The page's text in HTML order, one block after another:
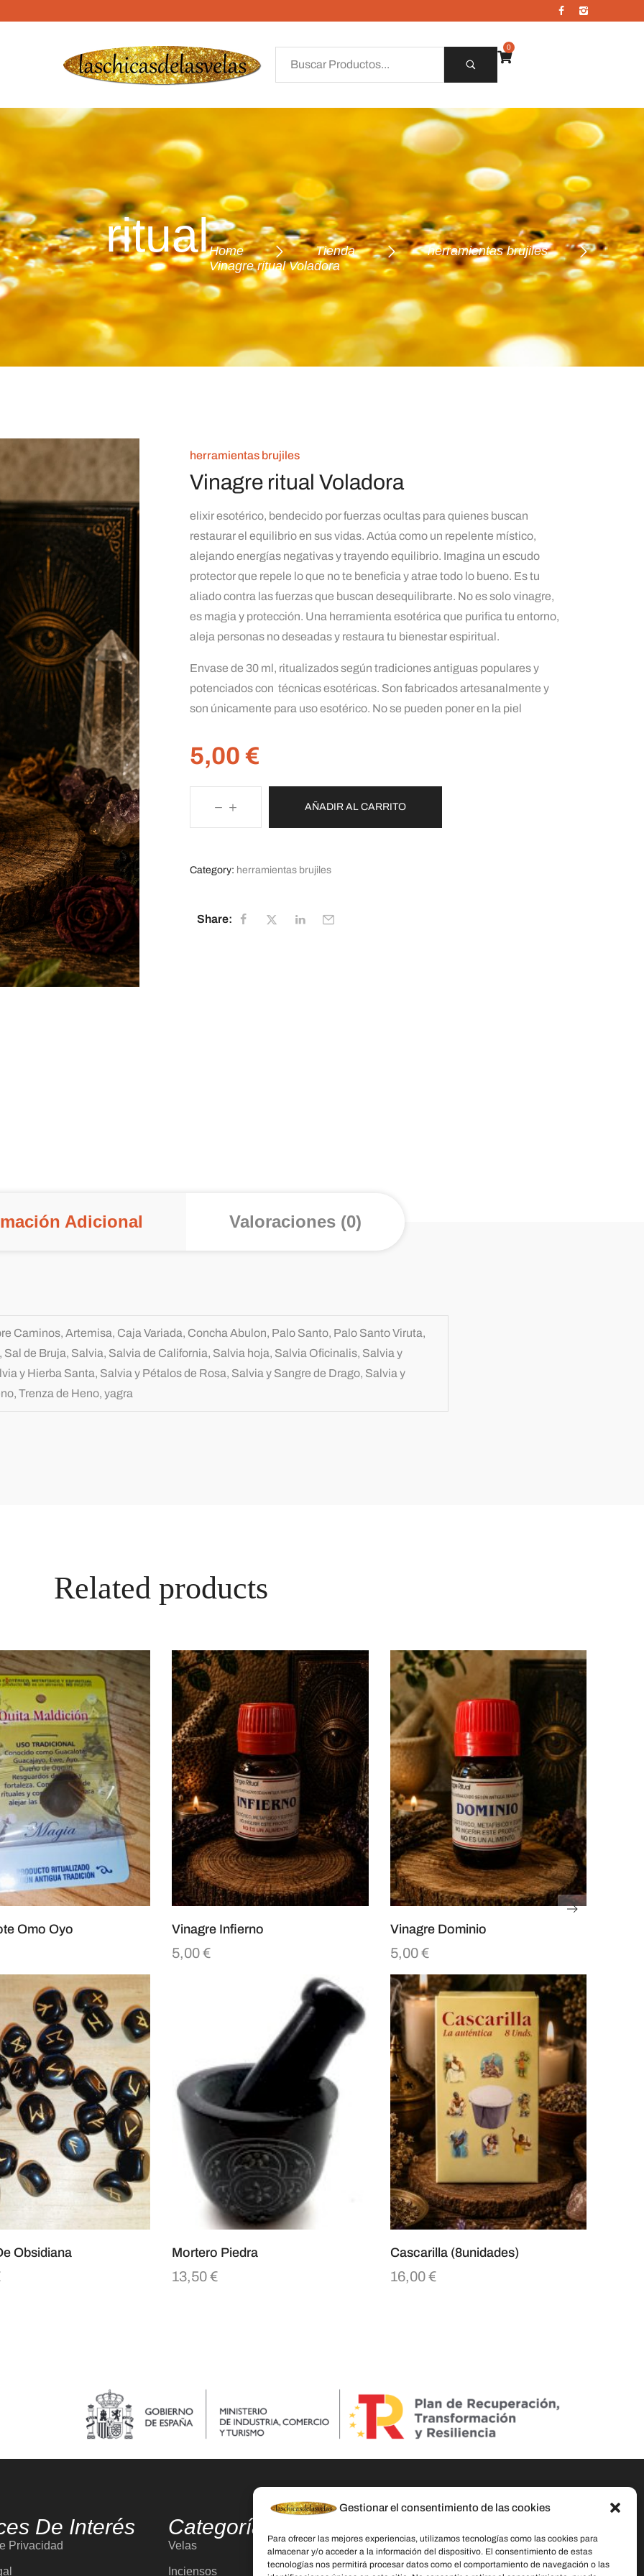
Gestionar el consentimiento de las cookies
Para ofrecer las mejores experiencias, utilizamos tecnologías como las cookies para
almacenar y/o acceder a la información del dispositivo. El consentimiento de estas
tecnologías nos permitirá procesar datos como el comportamiento de navegación o las
0
ritualHome Tienda
herramientas brujiles
Vinagre ritual Voladora
herramientas brujiles
Vinagre ritual Voladora
elixir esotérico, bendecido por fuerzas ocultas para quienes buscan
restaurar el equilibrio en sus vidas. Actúa como un repelente místico,
alejando energías negativas y trayendo equilibrio. Imagina un escudo
protector que repele lo que no te beneficia y atrae todo lo bueno. Es tu
aliado contra las fuerzas que buscan desequilibrarte. No es solo vinagre,
es magia y protección. Una herramienta esotérica que purifica tu entorno,
aleja personas no deseadas y restaura tu bienestar espiritual.
Envase de 30 ml, ritualizados según tradiciones antiguas populares y
potenciados con técnicas esotéricas. Son fabricados artesanalmente y
son únicamente para uso esotérico. No se pueden poner en la piel
5,00 €
AÑADIR AL CARRITO
Category: herramientas brujiles
Share:
Adicional Valoraciones (0)
Caminos, Artemisa, Caja Variada, Concha Abulon, Palo Santo, Palo Santo Viruta,
Sal de Bruja, Salvia, Salvia de California, Salvia hoja, Salvia Oficinalis, Salvia y
y Hierba Santa, Salvia y Pétalos de Rosa, Salvia y Sangre de Drago, Salvia y
Trenza de Heno, yagra
Related products
Omo Oyo Vinagre Infierno
5,00€
Vinagre Dominio
5,00€
Obsidiana Mortero Piedra
13,50€
Cascarilla (8unidades)
16,00€
De Interés
Privacidad
Categorías
Velas
Inciensos
Dirección:C/ Stella Maris, 20 50015
Zaragoza